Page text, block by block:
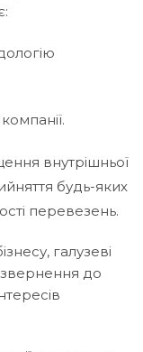
внутрішньої
будь-яких
перевезень.
галузеві
звернення до